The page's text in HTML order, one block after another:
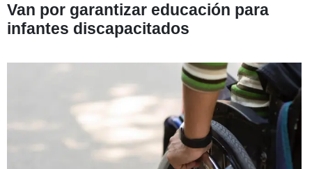
Van por garantizar educación para
infantes discapacitados